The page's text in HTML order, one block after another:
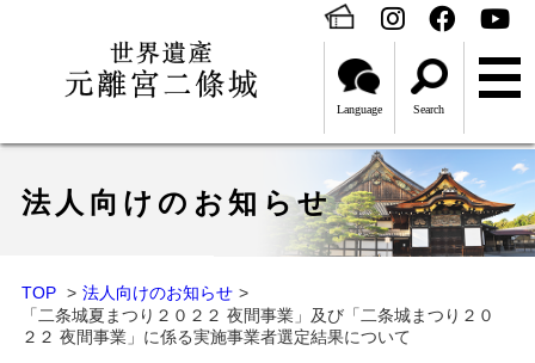
Language Search
法人向けのお知らせ
TOP
法人向けのお知らせ
「二条城夏まつり２０２２ 夜間事業」及び「二条城まつり２０
２２ 夜間事業」に係る実施事業者選定結果について